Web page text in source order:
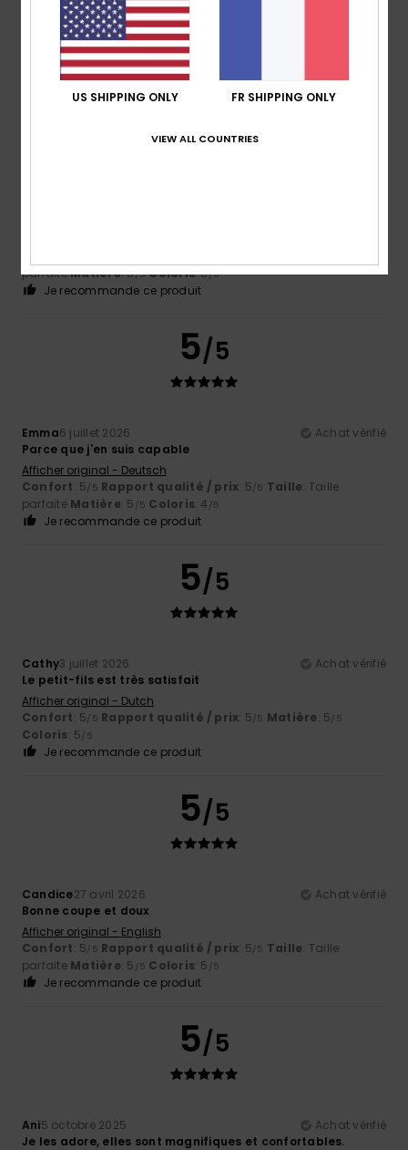
Coloris
5/5
parfaiteMatière: 5/5 Coloris: 5/5
Je recommande ce produit
5/5
Emma6 juillet 2026
Achat vérifié
Parce que j'en suis capable
Afficher original - Deutsch
Confort: 5/5 Rapport qualité / prix: 5/5 Taille: Taille
parfaite Matière: 5 /5 Coloris: 4 /5
Je recommande ce produit
5/5
Cathy3 juillet 2026
Achat vérifié
Le petit-fils est très satisfait
Afficher original - Dutch
Confort: 5/5 Rapport qualité / prix: 5/5 Matière: 5/5
Coloris: 5/5
Je recommande ce produit
5/5
Candice27 avril 2026
Achat vérifié
Bonne coupe et doux
Afficher original - English
Confort: 5/5 Rapport qualité / prix: 5/5 Taille: Taille
parfaite Matière: 5 /5 Coloris: 5 /5
Je recommande ce produit
5/5
Ani5 octobre 2025
Achat vérifié
Je les adore, elles sont magnifiques et confortables.
US SHIPPING ONLY FR SHIPPING ONLY
VIEW ALL COUNTRIES